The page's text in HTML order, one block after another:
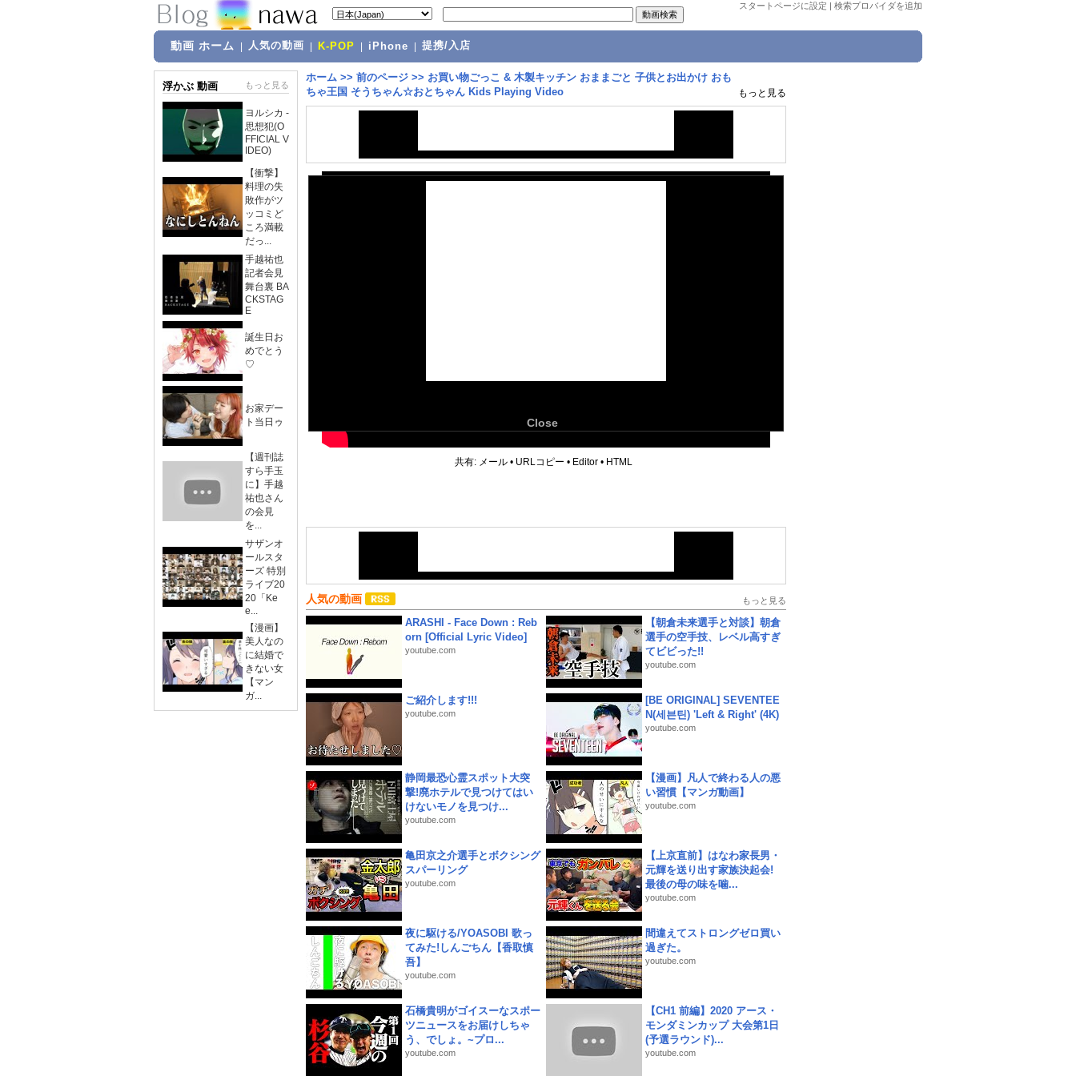
スタートページに設定 | 検索プロバイダを追加
動画 ホーム 人気の動画 K-POP iPhone 提携/入店
浮かぶ 動画 もっと見る
ヨルシカ -
思想犯(O
FFICIAL V
IDEO)
【衝撃】
料理の失
敗作がツ
ッコミど
ころ満載
だっ...
手越祐也
記者会見
舞台裏 BA
CKSTAG
E
誕生日お
めでとう
♡
お家デー
ト当日ゥ
【週刊誌
すら手玉
に】手越
祐也さん
の会見
を...
サザンオ
ールスタ
ーズ 特別
ライブ20
20「Ke
e...
【漫画】
美人なの
に結婚で
きない女
【マン
ガ...
ホーム >> 前のページ >> お買い物ごっこ & 木製キッチン おままごと 子供とお出かけ おも
ちゃ王国 そうちゃん☆おとちゃん Kids Playing Video
もっと見る
Close
共有: メール • URLコピー • Editor • HTML
人気の動画 もっと見る
ARASHI - Face Down : Reb
orn [Official Lyric Video]
youtube.com
【朝倉未来選手と対談】朝倉
選手の空手技、レベル高すぎ
てビビった!!
youtube.com
ご紹介します!!!
youtube.com
[BE ORIGINAL] SEVENTEE
N(세븐틴) 'Left & Right' (4K)
youtube.com
静岡最恐心霊スポット大突
撃!廃ホテルで見つけてはい
けないモノを見つけ...
youtube.com
【漫画】凡人で終わる人の悪
い習慣【マンガ動画】
youtube.com
亀田京之介選手とボクシング
スパーリング
youtube.com
【上京直前】はなわ家長男・
元輝を送り出す家族決起会!
最後の母の味を噛...
youtube.com
夜に駆ける/YOASOBI 歌っ
てみた!しんごちん【香取慎
吾】
youtube.com
間違えてストロングゼロ買い
過ぎた。
youtube.com
石橋貴明がゴイスーなスポー
ツニュースをお届けしちゃ
う、でしょ。~プロ...
youtube.com
【CH1 前編】2020 アース・
モンダミンカップ 大会第1日
(予選ラウンド)...
youtube.com